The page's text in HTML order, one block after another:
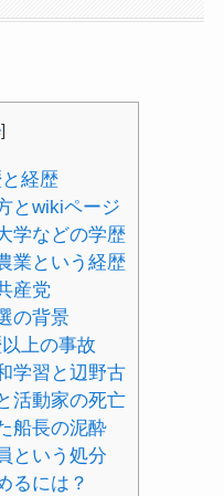
]
経歴
とwikiページ
学などの学歴
業という経歴
産党
の背景
上の事故
学習と辺野古
活動家の死亡
船長の泥酔
という処分
るには？